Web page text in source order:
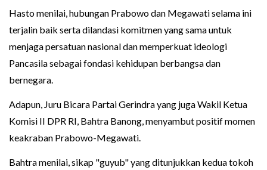
Hasto menilai, hubungan Prabowo dan Megawati selama ini
terjalin baik serta dilandasi komitmen yang sama untuk
menjaga persatuan nasional dan memperkuat ideologi
Pancasila sebagai fondasi kehidupan berbangsa dan
bernegara.
Adapun, Juru Bicara Partai Gerindra yang juga Wakil Ketua
Komisi II DPR RI, Bahtra Banong, menyambut positif momen
keakraban Prabowo-Megawati.
Bahtra menilai, sikap "guyub" yang ditunjukkan kedua tokoh